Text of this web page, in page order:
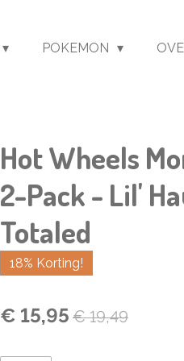
POKEMON
Hot Wheels
2-Pack - Lil'
Totaled
18% Korting!
€ 15,95 € 19,49